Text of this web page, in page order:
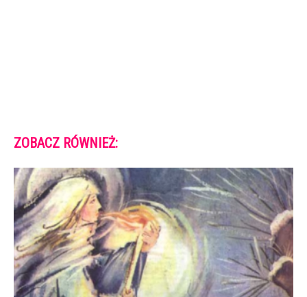
ZOBACZ RÓWNIEŻ: